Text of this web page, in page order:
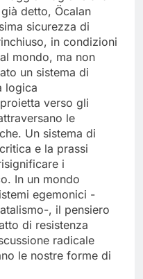
detto, Öcalan
sicurezza di
in condizioni
mondo, ma non
un sistema di
logica
verso gli
le
Un sistema di
e la prassi
i
In un mondo
egemonici -
, il pensiero
di resistenza
radicale
le nostre forme di